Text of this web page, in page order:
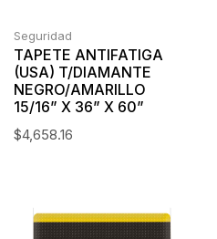
Seguridad
TAPETE ANTIFATIGA
(USA) T/DIAMANTE
NEGRO/AMARILLO
15/16” X 36” X 60”
$4,658.16